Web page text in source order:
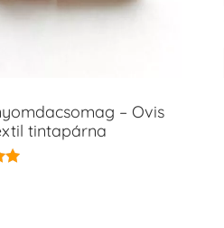
– Ovis
tintapárna